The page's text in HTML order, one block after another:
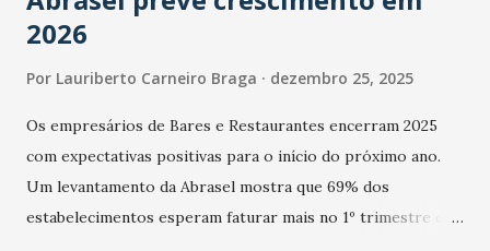
2026
Por Lauriberto Carneiro Braga dezembro 25, 2025
Os empresários de Bares e Restaurantes encerram 2025
com expectativas positivas para o início do próximo ano.
Um levantamento da Abrasel mostra que 69% dos
estabelecimentos esperam faturar mais no 1º trimestre de